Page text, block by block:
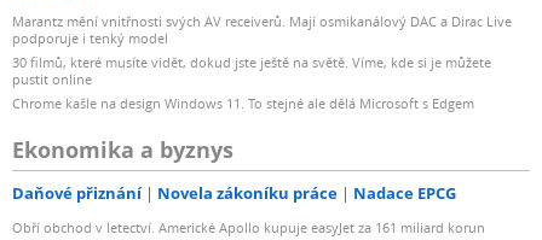
Marantz mění vnitřnosti svých AV receiverů. Mají osmikanálový DAC a Dirac Live
podporuje i tenký model
30 filmů, které musíte vidět, dokud jste ještě na světě. Víme, kde si je můžete
pustit online
Chrome kašle na design Windows 11. To stejné ale dělá Microsoft s Edgem
Ekonomika a byznys
Daňové přiznání Novela zákoníku práce Nadace EPCG
Obří obchod v letectví. Americké Apollo kupuje easyJet za 161 miliard korun